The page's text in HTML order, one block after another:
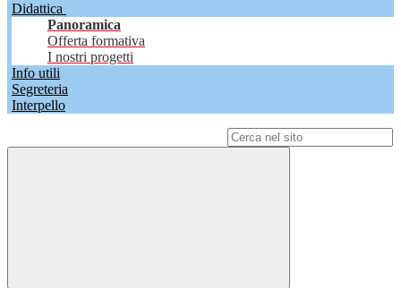
Didattica
Panoramica
Offerta formativa
I nostri progetti
Info utili
Segreteria
Interpello